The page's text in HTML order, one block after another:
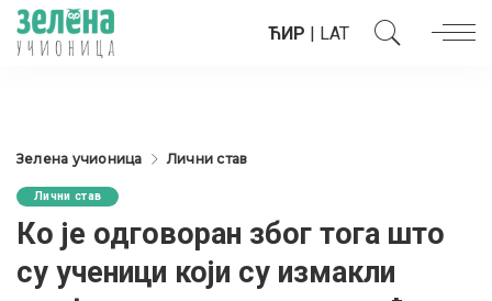
ЋИР | LAT
Зелена учионица Лични став
Лични став
Ко је одговоран због тога што
су ученици који су измакли